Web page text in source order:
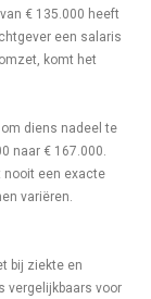
€ 135.000 heeft
een salaris
komt het
diens nadeel te
naar € 167.000.
nooit een exacte
variëren.
bij ziekte en
vergelijkbaars voor